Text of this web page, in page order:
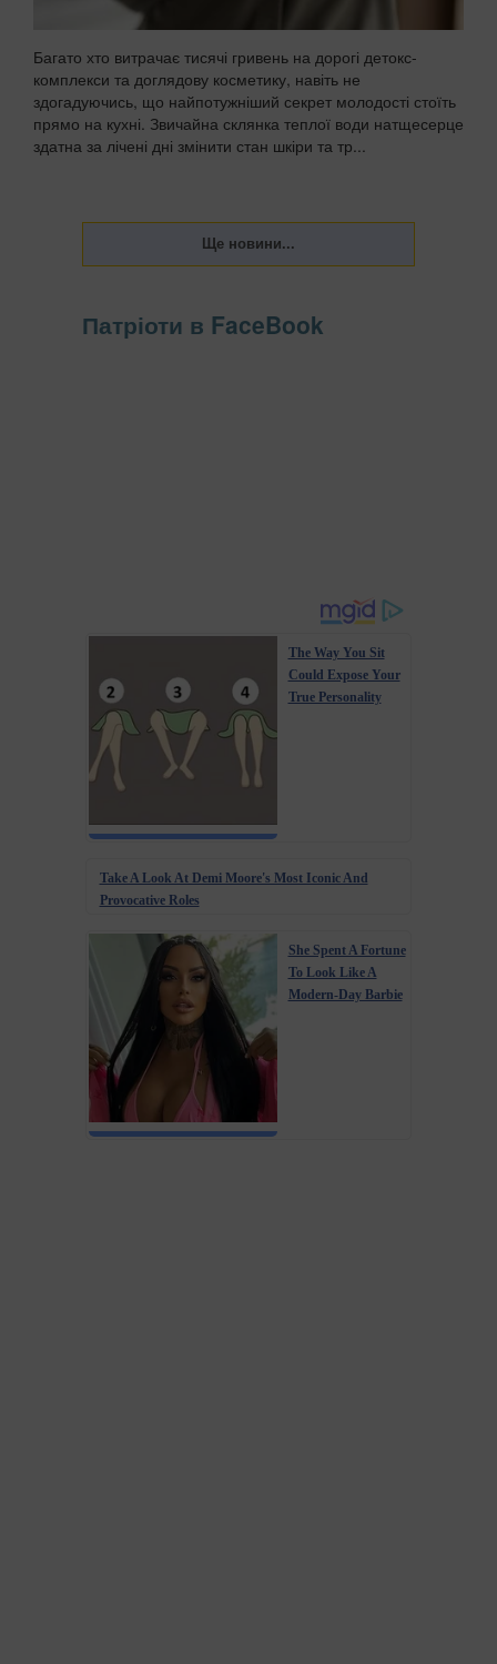
Багато хто витрачає тисячі гривень на дорогі детокс-
комплекси та доглядову косметику, навіть не
здогадуючись, що найпотужніший секрет молодості стоїть
прямо на кухні. Звичайна склянка теплої води натщесерце
здатна за лічені дні змінити стан шкіри та тр...
Патріоти в FaceBook
The Way You Sit
Could Expose Your
True Personality
Take A Look At Demi Moore's Most Iconic And
Provocative Roles
She Spent A Fortune
To Look Like A
Modern-Day Barbie